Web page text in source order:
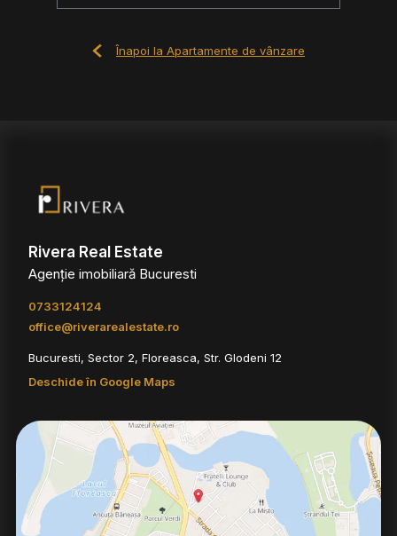
Înapoi la Apartamente de vânzare
Rivera Real Estate
Agenție imobiliară Bucuresti
0733124124
office@riverarealestate.ro
Bucuresti, Sector 2, Floreasca, Str. Glodeni 12
Deschide în Google Maps